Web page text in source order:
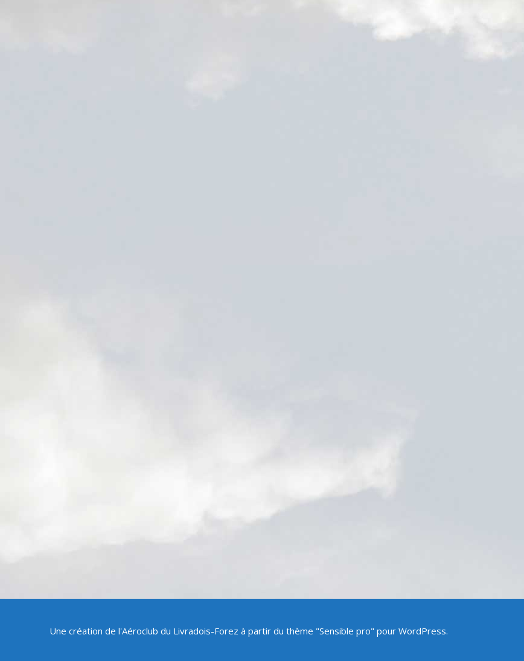
Une création de l'Aéroclub du Livradois-Forez à partir du thème "Sensible pro" pour WordPress.